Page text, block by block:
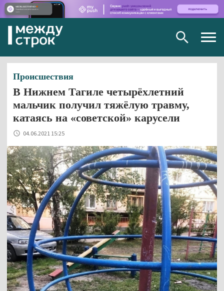
Происшествия
В Нижнем Тагиле четырёхлетний
мальчик получил тяжёлую травму,
катаясь на «советской» карусели
04.06.2021 15:25